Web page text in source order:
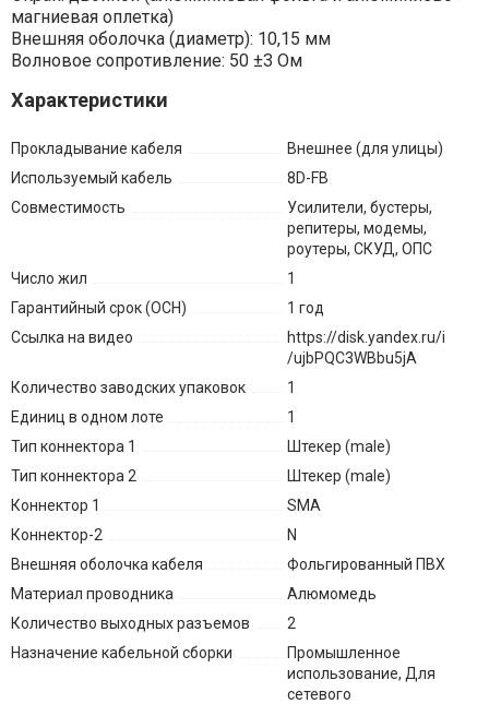
магниевая оплетка)
Внешняя оболочка (диаметр): 10,15 мм
Волновое сопротивление: 50 ±3 Ом
Характеристики
Прокладывание кабеля
Внешнее (для улицы)
Используемый кабель
8D-FB
Совместимость
Усилители, бустеры,
репитеры, модемы,
роутеры, СКУД, ОПС
Число жил
1
Гарантийный срок (ОСН)
1 год
Ссылка на видео
https://disk.yandex.ru/i
/ujbPQC3WBbu5jA
Количество заводских упаковок
1
Единиц в одном лоте
1
Тип коннектора 1
Штекер (male)
Тип коннектора 2
Штекер (male)
Коннектор 1
SMA
Коннектор-2
N
Внешняя оболочка кабеля
Фольгированный ПВХ
Материал проводника
Алюмомедь
Количество выходных разъемов
2
Назначение кабельной сборки
Промышленное
использование, Для
сетевого